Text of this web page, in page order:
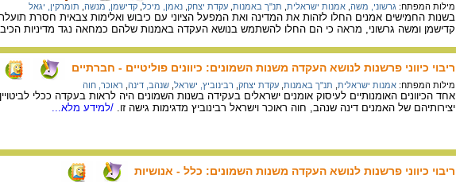
מילות המפתח: גרשוני, משה אמנות ישראלית תנ"ך באמנות עקדת יצחק נאמן, מיכל קדישמן, מנשה תומרקין, יגאל
בשנות החמישים אמנים החלו לזהות את המדינה ואת המפעל הציוני עם כיבוש ואלימות צבאית חסרת
קדישמן ומשה גרשוני, מראה כי הם החלו להשתמש בנושא העקדה באמנות שלהם כמחאה נגד מדיניות
ריבוי כיווני פרשנות לנושא העקדה משנות השמונים: כיוונים פוליטיים - חברתיים
מילות המפתח: אמנות ישראלית תנ"ך באמנות עקדת יצחק רבינוביץ, ישראל שנהב, דינה ראוכר, חוה
אחד הכיוונים האומנותיים לעיסוק אומנים ישראלים בעקידה בשנות השמונים היה לראות בעקדה ככלי
יצירותיהם של האמנים דינה שנהב, חוה ראוכר וישראל רבינוביץ מדגימות גישה זו. /למידע מלא...
ריבוי כיווני פרשנות לנושא העקדה משנות השמונים: כלל - אנושיות